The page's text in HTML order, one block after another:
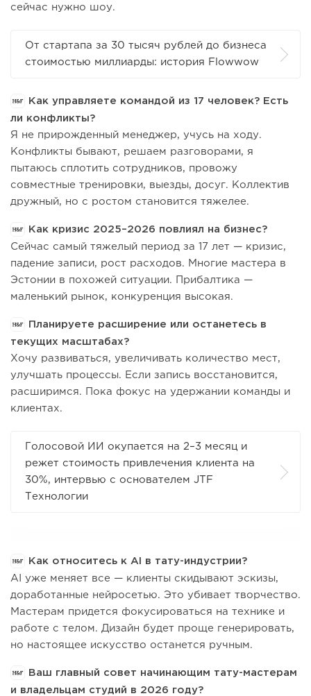
сейчас нужно шоу.
От стартапа за 30 тысяч рублей до бизнеса
стоимостью миллиарды: история Flowwow
Как управляете командой из 17 человек? Есть
ли конфликты?
Я не прирожденный менеджер, учусь на ходу.
Конфликты бывают, решаем разговорами, я
пытаюсь сплотить сотрудников, провожу
совместные тренировки, выезды, досуг. Коллектив
дружный, но с ростом становится тяжелее.
Как кризис 2025–2026 повлиял на бизнес?
Сейчас самый тяжелый период за 17 лет — кризис,
падение записи, рост расходов. Многие мастера в
Эстонии в похожей ситуации. Прибалтика —
маленький рынок, конкуренция высокая.
Планируете расширение или останетесь в
текущих масштабах?
Хочу развиваться, увеличивать количество мест,
улучшать процессы. Если запись восстановится,
расширимся. Пока фокус на удержании команды и
клиентах.
Голосовой ИИ окупается на 2–3 месяц и
режет стоимость привлечения клиента на
30%, интервью с основателем JTF
Технологии
Как относитесь к AI в тату-индустрии?
AI уже меняет все — клиенты скидывают эскизы,
доработанные нейросетью. Это убивает творчество.
Мастерам придется фокусироваться на технике и
работе с телом. Дизайн будет проще генерировать,
но настоящее искусство останется ручным.
Ваш главный совет начинающим тату-мастерам
и владельцам студий в 2026 году?